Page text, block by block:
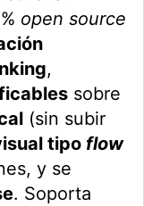
open source
,
sobre
(sin subir
tipo flow
y se
. Soporta